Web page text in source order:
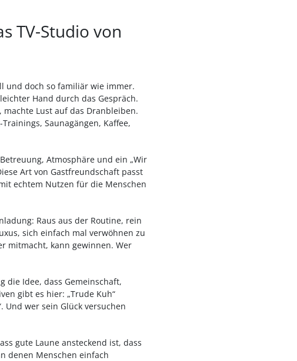
TV-Studio von
und doch so familiär wie immer.
Hand durch das Gespräch.
Lust auf das Dranbleiben.
Saunagängen, Kaffee,
Atmosphäre und ein „Wir
Art von Gastfreundschaft passt
echtem Nutzen für die Menschen
Raus aus der Routine, rein
sich einfach mal verwöhnen zu
mitmacht, kann gewinnen. Wer
die Idee, dass Gemeinschaft,
gibt es hier: „Trude Kuh“
Und wer sein Glück versuchen
gute Laune ansteckend ist, dass
denen Menschen einfach